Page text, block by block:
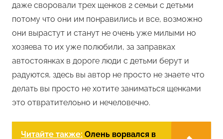
даже своровали трех щенков 2 семьи с детьми
потому что они им понравились и все, возможно
они вырастут и станут не очень уже милыми но
хозяева то их уже полюбили, за заправках
автостоянках в дороге люди с детьми берут и
радуются, здесь вы автор не просто не знаете что
делать вы просто не хотите заниматься щенками
это отвратителоьно и нечеловечно.
Читайте также: Олень ворвался в